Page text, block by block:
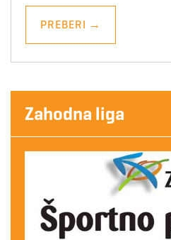
PREBERI →
Zahodna liga